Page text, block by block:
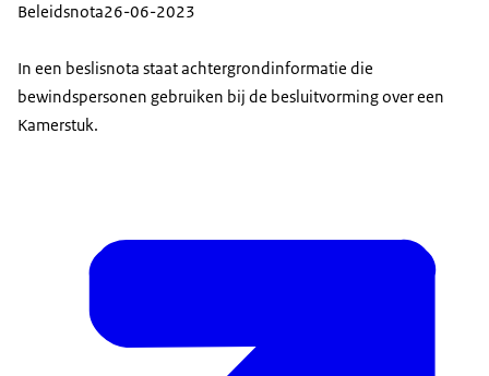
Beleidsnota26-06-2023
In een beslisnota staat achtergrondinformatie die
bewindspersonen gebruiken bij de besluitvorming over een
Kamerstuk.